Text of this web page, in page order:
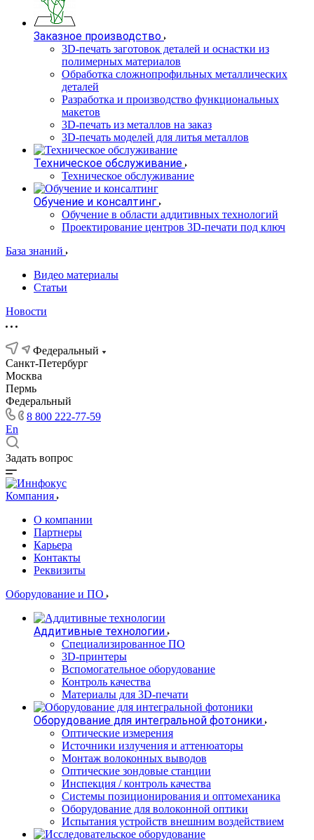
Заказное производство
3D-печать заготовок деталей и оснастки из
полимерных материалов
Обработка сложнопрофильных металлических
деталей
Разработка и производство функциональных
макетов
3D-печать из металлов на заказ
3D-печать моделей для литья металлов
Техническое обслуживание
Техническое обслуживание
Обучение и консалтинг
Обучение в области аддитивных технологий
Проектирование центров 3D-печати под ключ
База знаний
Видео материалы
Статьи
Новости
Федеральный
Санкт-Петербург
Москва
Пермь
Федеральный
8 800 222-77-59
En
Задать вопрос
Компания
О компании
Партнеры
Карьера
Контакты
Реквизиты
Оборудование и ПО
Аддитивные технологии
Специализированное ПО
3D-принтеры
Вспомогательное оборудование
Контроль качества
Материалы для 3D-печати
Оборудование для интегральной фотоники
Оптические измерения
Источники излучения и аттенюаторы
Монтаж волоконных выводов
Оптические зондовые станции
Инспекция / контроль качества
Системы позиционирования и оптомеханика
Оборудование для волоконной оптики
Испытания устройств внешним воздействием